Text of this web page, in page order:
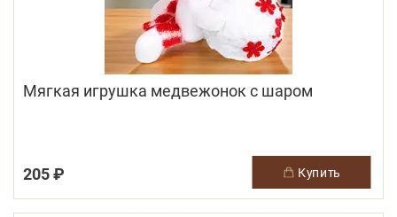
Мягкая игрушка медвежонок с шаром
205 ₽ купить